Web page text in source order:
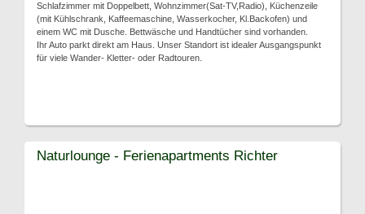
Schlafzimmer mit Doppelbett, Wohnzimmer(Sat-TV,Radio), Küchenzeile
(mit Kühlschrank, Kaffeemaschine, Wasserkocher, Kl.Backofen) und
einem WC mit Dusche. Bettwäsche und Handtücher sind vorhanden.
Ihr Auto parkt direkt am Haus. Unser Standort ist idealer Ausgangspunkt
für viele Wander- Kletter- oder Radtouren.
Naturlounge - Ferienapartments Richter